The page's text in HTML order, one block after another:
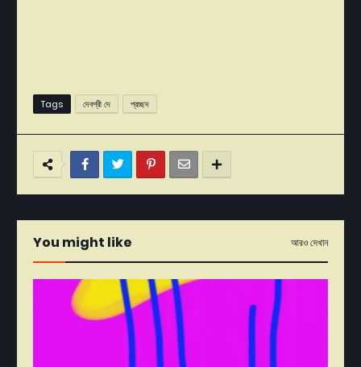
Tags দেবশ্রী দে প্রচ্ছদ
You might like আরও দেখান